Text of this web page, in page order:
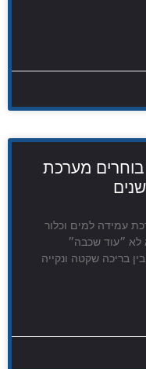
בוחרים מערכת
עמידה למים וכלור
לא ״עוד שכבה״
בריכה שקטה ונקייה